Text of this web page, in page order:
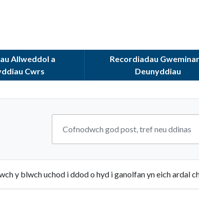
Allweddol a
Cwrs
Recordiadau
Deunyddiau
y blwch uchod i ddod o hyd i ganolfan yn eich ardal